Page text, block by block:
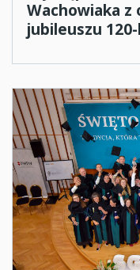
Wachowiaka z
jubileuszu